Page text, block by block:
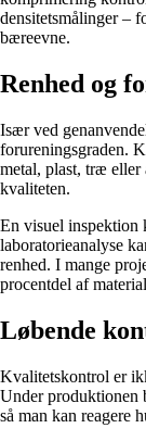
densitetsmålinger –
bæreevne.
Renhed og
Især ved
forureningsgraden.
metal, plast, træ eller
kvaliteten.
En visuel inspektion
laboratorieanalyse
renhed. I mange
procentdel af
Løbende
Kvalitetskontrol er
Under produktionen
så man kan reagere